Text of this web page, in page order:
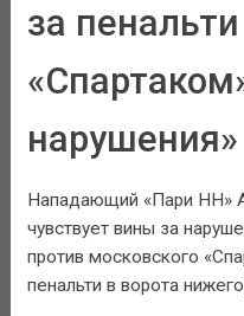
за
нарушения»
Нападающий «Пари НН»
чувствует вины за
против московского
пенальти в ворота